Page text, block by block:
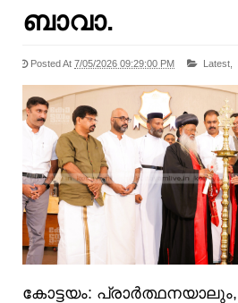
ബാവാ.
Posted At 7/05/2026 09:29:00 PM Latest,
കോട്ടയം: